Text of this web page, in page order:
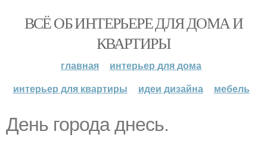
ВСЁ ОБ ИНТЕРЬЕРЕ ДЛЯ ДОМА И
КВАРТИРЫ
главная
интерьер для дома
интерьер для квартиры
идеи дизайна мебель
День города днесь.